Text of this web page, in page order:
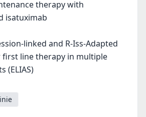
therapy with
isatuximab
linked and R-Iss-Adapted
line therapy in multiple
(ELIAS)